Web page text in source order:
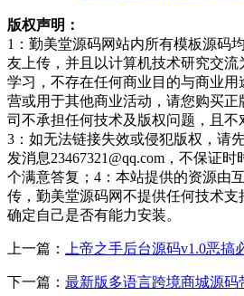
版权声明：
1：勤美堂源码网站内所有模板源码
友上传，并且以计算机技术研究交流
学习，不存在任何商业目的与商业用
营或用于其他商业活动，请您购买
司不承担任何技术及版权问题，且不
3：如无法链接失效或侵犯版权，请
发消息23467321@qq.com，不保证
个满意答复；4：本站提供的资源由
传，勤美堂源码网不提供任何技术
确定自己是否有能力安装。
上一篇： 上帝之手后台源码v1.0恶搞
下一篇： 最新版多语言跨境商城源码